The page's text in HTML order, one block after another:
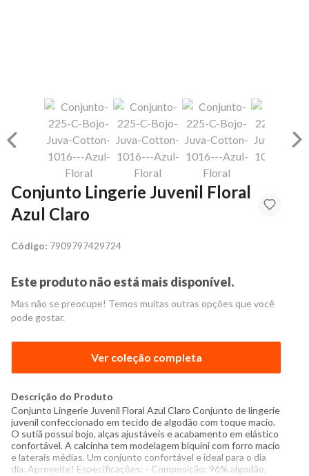
Conjunto Lingerie Juvenil Floral
Azul Claro
Código: 7909797429724
Este produto não está mais disponível.
Mas não se preocupe! Temos muitas outras opções que você
pode gostar.
Ver coleção completa
Descrição do Produto
Conjunto Lingerie Juvenil Floral Azul Claro Conjunto de lingerie
juvenil confeccionado em tecido de algodão com toque macio.
O sutiã possui bojo, alças ajustáveis e acabamento em elástico
confortável. A calcinha tem modelagem biquíni com forro macio
e laterais médias. Um conjunto confortável e ideal para o dia
dia. Aproveite! Especificações: - Composição: 96% algodão,